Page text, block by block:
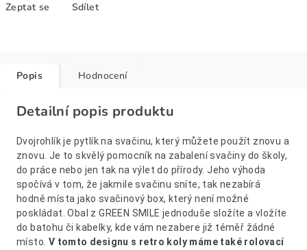
Zeptat se Sdílet
Popis Hodnocení
Detailní popis produktu
Dvojrohlík je pytlík na svačinu, který můžete použít znovu a
znovu. Je to skvělý pomocník na zabalení svačiny do školy,
do práce nebo jen tak na výlet do přírody. Jeho výhoda
spočívá v tom, že jakmile svačinu sníte, tak nezabírá
hodně místa jako svačinový box, který není možné
poskládat. Obal z GREEN SMILE jednoduše složíte a vložíte
do batohu či kabelky, kde vám nezabere již téměř žádné
místo. V tomto designu s retro koly máme také rolovací